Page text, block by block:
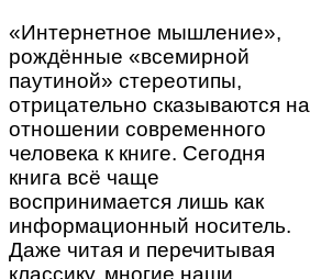
«Интернетное мышление»,
рождённые «всемирной
паутиной» стереотипы,
отрицательно сказываются на
отношении современного
человека к книге. Сегодня
книга всё чаще
воспринимается лишь как
информационный носитель.
Даже читая и перечитывая
классику, многие наши